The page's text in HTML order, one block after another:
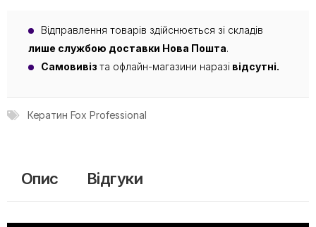
Відправлення товарів здійснюється зі складів
лише службою доставки Нова Пошта.
Самовивіз та офлайн-магазини наразі відсутні.
Кератин Fox Professional
Опис Відгуки